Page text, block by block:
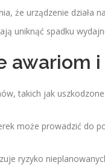
że urządzenie działa
uniknąć spadku
awariom
takich jak
może prowadzić do
ryzyko